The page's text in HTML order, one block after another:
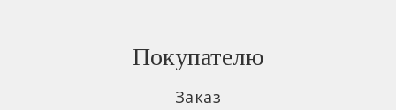
Покупателю
Заказ